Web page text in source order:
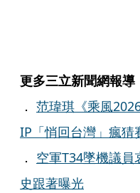
更多三立新聞網報導
． 范瑋琪《乘風
IP「悄回台灣」瘋猜
． 空軍T34墜機議員
史跟著曝光